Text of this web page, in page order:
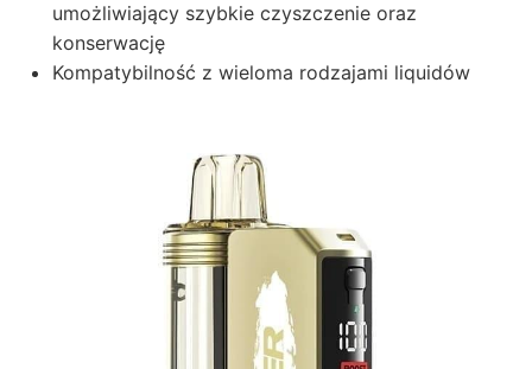
umożliwiający szybkie czyszczenie oraz
konserwację
Kompatybilność z wieloma rodzajami liquidów